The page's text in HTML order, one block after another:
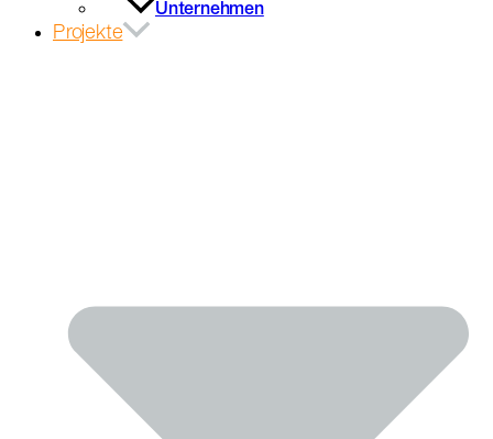
Unternehmen
Projekte